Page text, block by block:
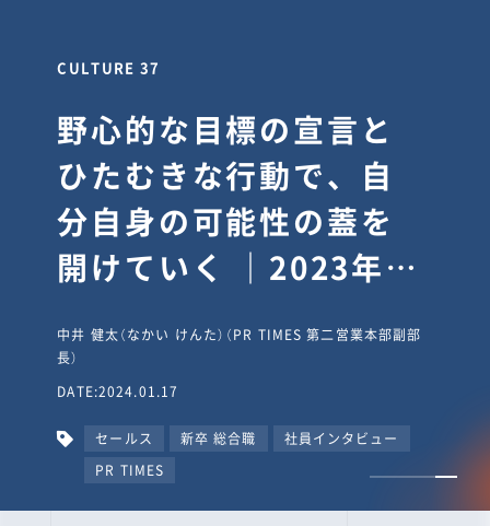
CULTURE 30
逆境では自分のスタン
スを変え“予想を裏切
り、期待を超える”【真
輔塾・前編】
山田真輔（やまだ しんすけ）（執行役員 兼 Jooto事業部
長）
DATE:2023.09.08
カルチャー CxO キャリア入社 Jooto